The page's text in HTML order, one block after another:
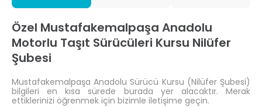
Özel Mustafakemalpaşa Anadolu
Motorlu Taşıt Sürücüleri Kursu Nilüfer
Şubesi
Mustafakemalpaşa Anadolu Sürücü Kursu (Nilüfer Şubesi)
bilgileri en kısa sürede burada yer alacaktır. Merak
ettiklerinizi öğrenmek için bizimle iletişime geçin.